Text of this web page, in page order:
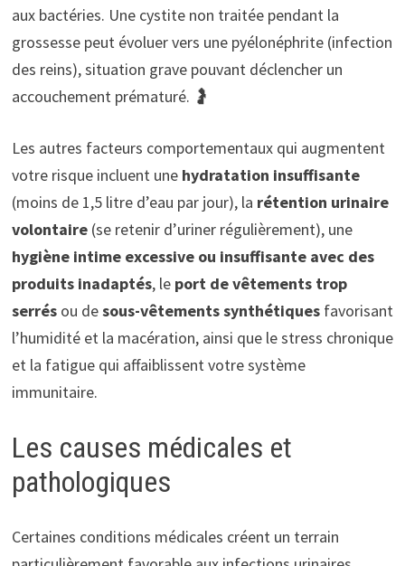
aux bactéries. Une cystite non traitée pendant la
grossesse peut évoluer vers une pyélonéphrite (infection
des reins), situation grave pouvant déclencher un
accouchement prématuré. 🤰
Les autres facteurs comportementaux qui augmentent
votre risque incluent une hydratation insuffisante
(moins de 1,5 litre d’eau par jour), la rétention urinaire
volontaire(se retenir d’uriner régulièrement), une
hygiène intime excessive ou insuffisante avec des
produits inadaptés, le port de vêtements trop
serrésou desous-vêtements synthétiquesfavorisant
l’humidité et la macération, ainsi que le stress chronique
et la fatigue qui affaiblissent votre système
immunitaire.
Les causes médicales et
pathologiques
Certaines conditions médicales créent un terrain